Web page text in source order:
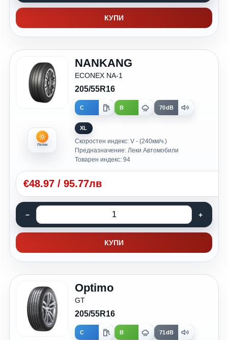
КУПИ
Летни
NANKANG
ECONEX NA-1
205/55R16
C B 70dB
XL
Скоростен индекс: V - (240км/ч.)
Предназначение: Леки Автомобили
Товарен индекс: 94
€48.97 / 95.77лв
КУПИ
Optimo
GT
205/55R16
C B 71dB